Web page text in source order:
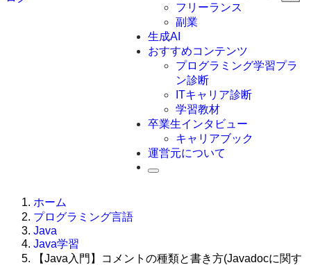
JavaScript
Swift
Ruby
フリーランス
副業
生成AI
おすすめコンテンツ
プログラミング学習プラ
ン診断
ITキャリア診断
学習教材
卒業生インタビュー
キャリアブック
運営元について
ホーム
プログラミング言語
Java
Java学習
【Java入門】コメントの種類と書き方(Javadocに関す